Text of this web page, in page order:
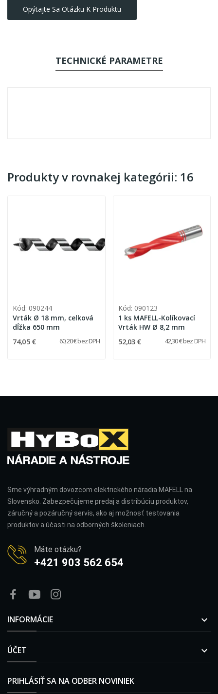
Opýtajte Sa Otázku K Produktu
TECHNICKÉ PARAMETRE
Produkty v rovnakej kategórii: 16
Kód: 090244
Vrták Ø 18 mm, celková
dĺžka 650 mm
74,05 € 60,20 € bez DPH
Kód: 090123
1 ks MAFELL-Kolíkovací
Vrták HW Ø 8,2 mm
52,03 € 42,30 € bez DPH
Sme výhradným dovozcom elektrického náradia MAFELL na
Slovensko. Zabezpečujeme predaj a distribúciu produktov,
záručný a pozáručný servis, ako aj možnosť testovania
produktov a účasti na odborných školeniach.
Máte otázku?
+421 903 562 654
INFORMÁCIE 
ÚČET 
PRIHLÁSIŤ SA NA ODBER NOVINIEK